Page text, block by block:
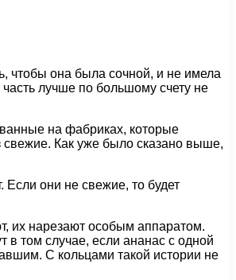
чтобы она была сочной, и не имела
лучше по большому счету не
на фабриках, которые
свежие. Как уже было сказано выше,
Если они не свежие, то будет
их нарезают особым аппаратом.
в том случае, если ананас с одной
С кольцами такой истории не